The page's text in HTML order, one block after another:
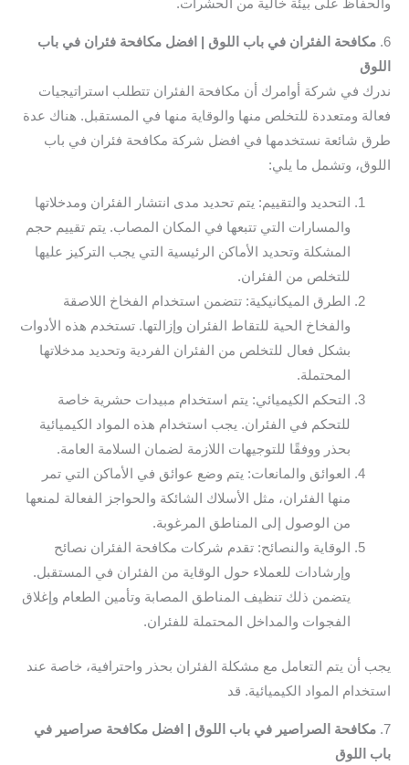
والحفاظ على بيئة خالية من الحشرات.
6. مكافحة الفئران في باب اللوق | افضل مكافحة فئران في باب
اللوق
ندرك في شركة أوامرك أن مكافحة الفئران تتطلب استراتيجيات
فعالة ومتعددة للتخلص منها والوقاية منها في المستقبل. هناك عدة
طرق شائعة نستخدمها في افضل شركة مكافحة فئران في باب
اللوق، وتشمل ما يلي:
التحديد والتقييم: يتم تحديد مدى انتشار الفئران ومدخلاتها
والمسارات التي تتبعها في المكان المصاب. يتم تقييم حجم
المشكلة وتحديد الأماكن الرئيسية التي يجب التركيز عليها
للتخلص من الفئران.
الطرق الميكانيكية: تتضمن استخدام الفخاخ اللاصقة
والفخاخ الحية للتقاط الفئران وإزالتها. تستخدم هذه الأدوات
بشكل فعال للتخلص من الفئران الفردية وتحديد مدخلاتها
المحتملة.
التحكم الكيميائي: يتم استخدام مبيدات حشرية خاصة
للتحكم في الفئران. يجب استخدام هذه المواد الكيميائية
بحذر ووفقًا للتوجيهات اللازمة لضمان السلامة العامة.
العوائق والمانعات: يتم وضع عوائق في الأماكن التي تمر
منها الفئران، مثل الأسلاك الشائكة والحواجز الفعالة لمنعها
من الوصول إلى المناطق المرغوبة.
الوقاية والنصائح: تقدم شركات مكافحة الفئران نصائح
وإرشادات للعملاء حول الوقاية من الفئران في المستقبل.
يتضمن ذلك تنظيف المناطق المصابة وتأمين الطعام وإغلاق
الفجوات والمداخل المحتملة للفئران.
يجب أن يتم التعامل مع مشكلة الفئران بحذر واحترافية، خاصة عند
استخدام المواد الكيميائية. قد
7. مكافحة الصراصير في باب اللوق | افضل مكافحة صراصير في
باب اللوق